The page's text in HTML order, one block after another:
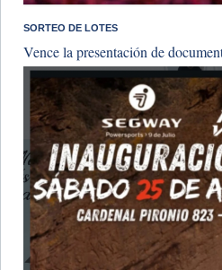
SORTEO DE LOTES
Vence la presentación de